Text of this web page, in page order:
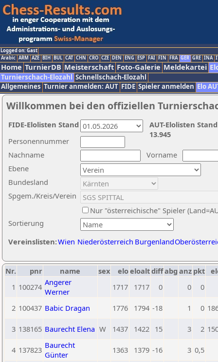
Logged on: Gast
Arabic ARM AZE BIH BUL CAT CHN CRO CZE DEN ENG ESP FAI FIN FRA GER GRE INA
Home TurnierDB Meisterschaft Foto-Galerie Meldekartei
Turnierschach-Elozahl Schnellschach-Elozahl
Allgemeines Turnier anmelden: AUT FIDE Spieler anmelden Elo
Willkommen bei den offiziellen
Nachname
Vorname
Ebene
Sortierung
Personennummer
Bundesland
Spgem./Kreis/Verein
Nur "österreichische" Spieler
Vereinslisten:Wien Niederösterreich Burgenland
AUT-Elolisten
13.945
FIDE-Elolisten Stand
Nr. pnr name sex eloeloaltdiffabg anz pkt
1 100274 Angerer
Werner
1717 1717 0 0 0
2 100437 Babic Dragan 1776 1794 -18 1 0
3 138165 Baurecht Elena W 1437 1422 15 3 2
4 137823 Baurecht
Günter
1363 1379 -16 3 0,5